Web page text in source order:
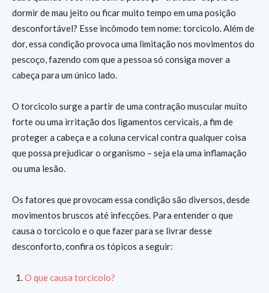
dormir de mau jeito ou ficar muito tempo em uma posição
desconfortável? Esse incômodo tem nome: torcicolo. Além de
dor, essa condição provoca uma limitação nos movimentos do
pescoço, fazendo com que a pessoa só consiga mover a
cabeça para um único lado.
O torcicolo surge a partir de uma contração muscular muito
forte ou uma irritação dos ligamentos cervicais, a fim de
proteger a cabeça e a coluna cervical contra qualquer coisa
que possa prejudicar o organismo – seja ela uma inflamação
ou uma lesão.
Os fatores que provocam essa condição são diversos, desde
movimentos bruscos até infecções. Para entender o que
causa o torcicolo e o que fazer para se livrar desse
desconforto, confira os tópicos a seguir:
O que causa torcicolo?